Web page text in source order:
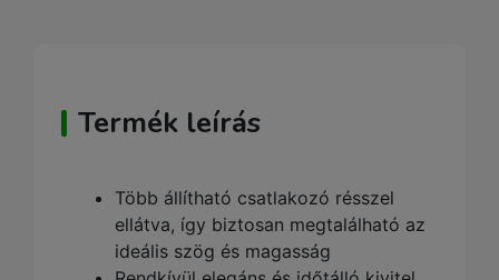
Termék leírás
Több állítható csatlakozó résszel
ellátva, így biztosan megtalálható az
ideális szög és magasság